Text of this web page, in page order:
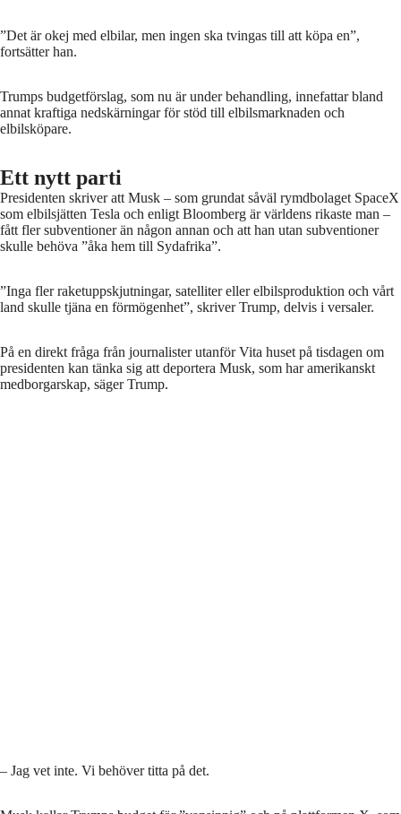
”Det är okej med elbilar, men ingen ska tvingas till att köpa en”,
fortsätter han.
Trumps budgetförslag, som nu är under behandling, innefattar bland
annat kraftiga nedskärningar för stöd till elbilsmarknaden och
elbilsköpare.
Ett nytt parti
Presidenten skriver att Musk – som grundat såväl rymdbolaget SpaceX
som elbilsjätten Tesla och enligt Bloomberg är världens rikaste man –
fått fler subventioner än någon annan och att han utan subventioner
skulle behöva ”åka hem till Sydafrika”.
”Inga fler raketuppskjutningar, satelliter eller elbilsproduktion och vårt
land skulle tjäna en förmögenhet”, skriver Trump, delvis i versaler.
På en direkt fråga från journalister utanför Vita huset på tisdagen om
presidenten kan tänka sig att deportera Musk, som har amerikanskt
medborgarskap, säger Trump.
– Jag vet inte. Vi behöver titta på det.